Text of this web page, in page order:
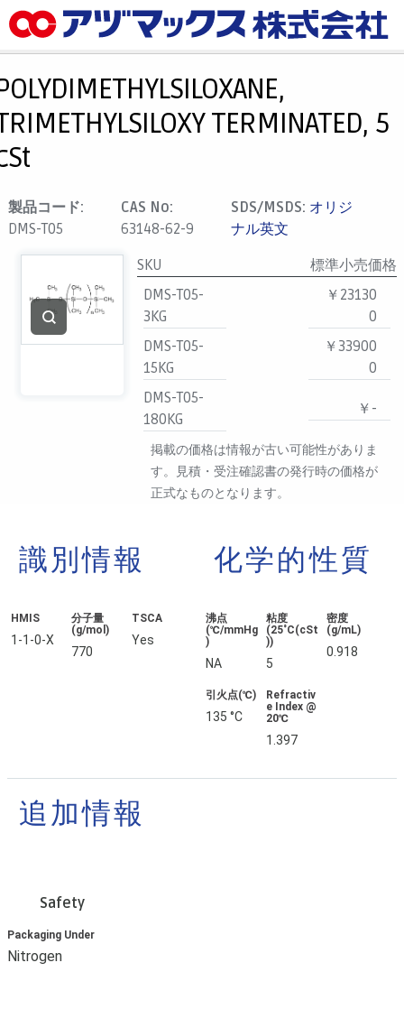
メニュー
お気に入り
カート
マイアカウント
主要取扱ブランド
代理店一覧
製品検索
見積発行
TERMINATED, 5
製品コード:
DMS-T05
CAS No:
63148-62-9
SDS/MSDS: オリジ
ナル英文
SKU
標準小売価格
DMS-T05-
3KG
￥23130
0
DMS-T05-
15KG
￥33900
0
DMS-T05-
180KG
￥-
掲載の価格は情報が古い可能性がありま
す。見積・受注確認書の発行時の価格が
正式なものとなります。
識別情報
HMIS
1-1-0-X
分子量
(g/mol)
770
TSCA
Yes
化学的性質
沸点
(℃/mmHg
)
NA
粘度
(25˚C(cSt
))
5
密度
(g/mL)
0.918
引火点(℃)
135 °C
Refractiv
e Index @
20℃
1.397
追加情報
Safety
Packaging Under
Nitrogen